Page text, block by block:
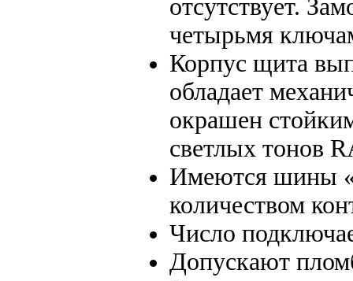
отсутствует.
четырьмя
Корпус щита
обладает
окрашен
светлых тонов
Имеются шины
количеством
Число
Допускают